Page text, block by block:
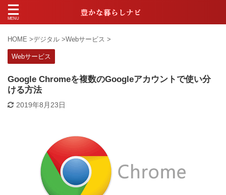
HOME >デジタル >Webサービス >
Webサービス
Google Chromeを複数のGoogleアカウントで使い分
ける方法
2019年8月23日